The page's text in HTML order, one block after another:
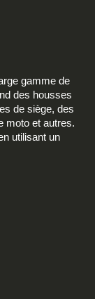
gamme de
des housses
de siège, des
moto et autres.
utilisant un